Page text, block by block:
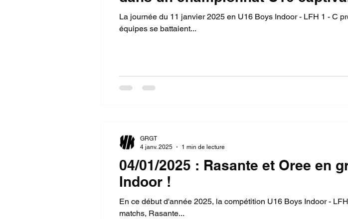
La journée du 11 janvier 2025 en U16 Boys Indoor - LFH 1 - C
équipes se battaient...
04/01/2025 : Rasante et Oree en
Indoor !
En ce début d'année 2025, la compétition U16 Boys Indoor -
matchs, Rasante...
GRGT
4 janv. 2025
1 min de lecture